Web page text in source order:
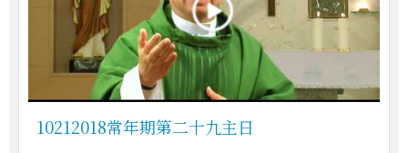
10212018常年期第二十九主日